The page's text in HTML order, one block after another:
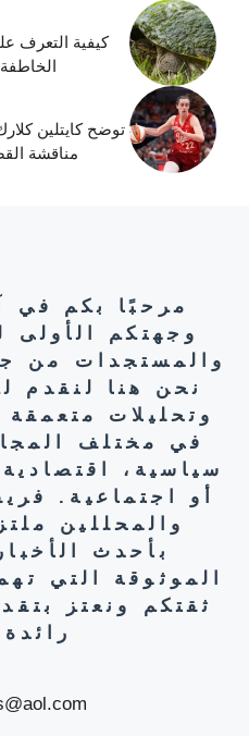
كيفية التعرف
توضح كايتلين
مناقشة
مرحبًا بكم في
وجهتكم الأولى
والمستجدات من
نحن هنا لنقدم
وتحليلات
في مختلف
سياسية،
أو اجتماعية.
والمحللين
بأحدث
الموثوقة التي
ثقتكم ونعتز